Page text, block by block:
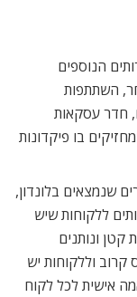
הנוספים
השתתפות
חדר עסקאות
בו פיקדונות
הבנקים האחרים שנמצאים בלונדון,
ללקוחות שיש
קטן ונותנים
קרוב וללקוחות יש
אישית לכל לקוח